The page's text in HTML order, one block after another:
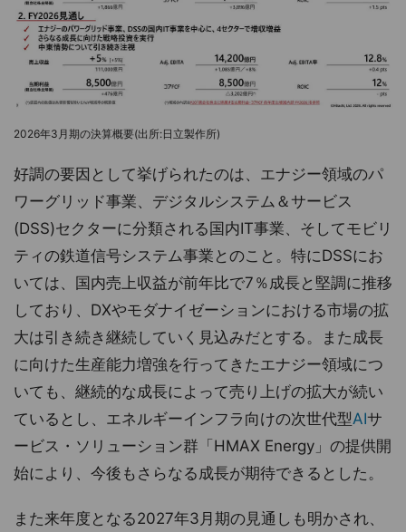
2026年3月期の決算概要(出所:日立製作所)
好調の要因として挙げられたのは、エナジー領域のパ
ワーグリッド事業、デジタルシステム＆サービス
(DSS)セクターに分類される国内IT事業、そしてモビリ
ティの鉄道信号システム事業とのこと。特にDSSにお
いては、国内売上収益が前年比で7％成長と堅調に推移
しており、DXやモダナイゼーションにおける市場の拡
大は引き続き継続していく見込みだとする。また成長
に向けた生産能力増強を行ってきたエナジー領域につ
いても、継続的な成長によって売り上げの拡大が続い
ているとし、エネルギーインフラ向けの次世代型AIサ
ービス・ソリューション群「HMAX Energy」の提供開
始により、今後もさらなる成長が期待できるとした。
また来年度となる2027年3月期の見通しも明かされ、